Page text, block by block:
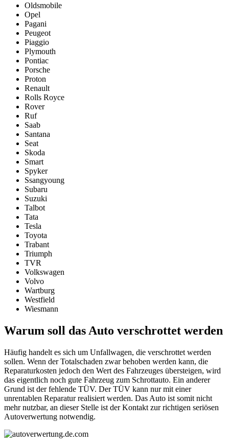
Oldsmobile
Opel
Pagani
Peugeot
Piaggio
Plymouth
Pontiac
Porsche
Proton
Renault
Rolls Royce
Rover
Ruf
Saab
Santana
Seat
Skoda
Smart
Spyker
Ssangyoung
Subaru
Suzuki
Talbot
Tata
Tesla
Toyota
Trabant
Triumph
TVR
Volkswagen
Volvo
Wartburg
Westfield
Wiesmann
Warum soll das Auto verschrottet werden
Häufig handelt es sich um Unfallwagen, die verschrottet werden
sollen. Wenn der Totalschaden zwar behoben werden kann, die
Reparaturkosten jedoch den Wert des Fahrzeuges übersteigen, wird
das eigentlich noch gute Fahrzeug zum Schrottauto. Ein anderer
Grund ist der fehlende TÜV. Der TÜV kann nur mit einer
unrentablen Reparatur realisiert werden. Das Auto ist somit nicht
mehr nutzbar, an dieser Stelle ist der Kontakt zur richtigen seriösen
Autoverwertung notwendig.